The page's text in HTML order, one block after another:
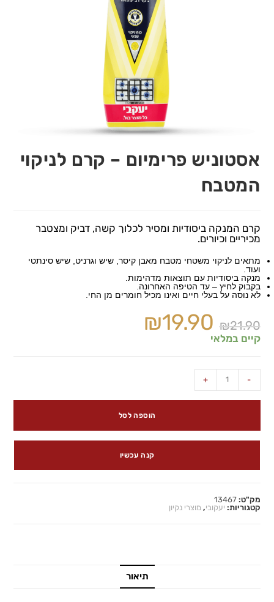
אסטוניש פרימיום – קרם לניקוי
המטבח
קרם המנקה ביסודיות ומסיר לכלוך קשה, דביק ומצטבר
מכיריים וכיורים.
מתאים לניקוי משטחי מטבח מאבן קיסר, שיש וגרניט, שיש סינתטי
ועוד.
מנקה ביסודיות עם תוצאות מדהימות.
בקבוק לחיץ – עד הטיפה האחרונה.
לא נוסה על בעלי חיים ואינו מכיל חומרים מן החי.
₪21.90
₪19.90
קיים במלאי
-
+
הוספה לסל
קנה עכשיו
מק"ט:13467
קטגוריות: יעקובי, מוצרי נקיון
תיאור